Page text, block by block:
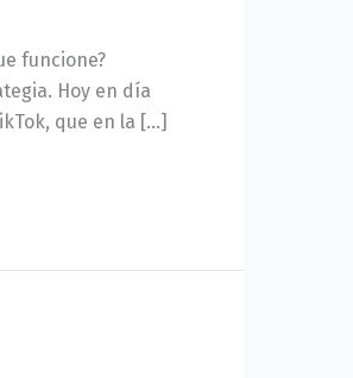
funcione?
Hoy en día
que en la […]